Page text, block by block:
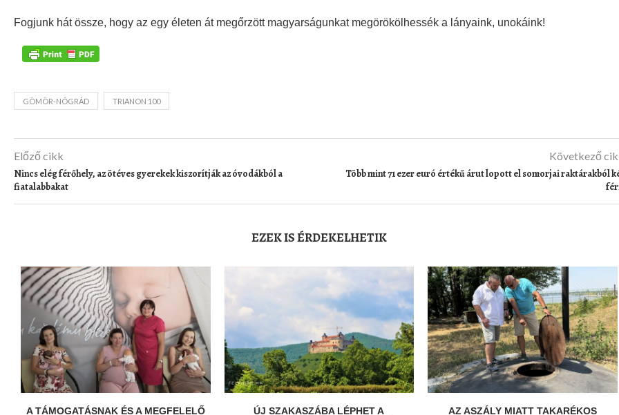
Fogjunk hát össze, hogy az egy életen át megőrzött magyarságunkat megörökölhessék a lányaink, unokáink!
GÖMÖR-NÓGRÁD TRIANON 100
Előző cikk
Nincs elég férőhely, az ötéves gyerekek kiszorítják az óvodákból a
fiatalabbakat
Következő
Több mint 71 ezer euró értékű árut lopott el somorjai raktárakból
EZEK IS ÉRDEKELHETIK
A TÁMOGATÁSNAK ÉS A MEGFELELŐ
ÚJ SZAKASZÁBA LÉPHET A
AZ ASZÁLY MIATT TAKARÉKOS